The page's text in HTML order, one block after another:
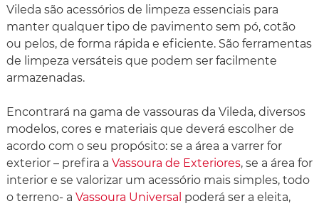
Vileda são acessórios de limpeza essenciais para
manter qualquer tipo de pavimento sem pó, cotão
ou pelos, de forma rápida e eficiente. São ferramentas
de limpeza versáteis que podem ser facilmente
armazenadas.
Encontrará na gama de vassouras da Vileda, diversos
modelos, cores e materiais que deverá escolher de
acordo com o seu propósito: se a área a varrer for
exterior – prefira a Vassoura de Exteriores, se a área for
interior e se valorizar um acessório mais simples, todo
o terreno- a Vassoura Universal poderá ser a eleita,